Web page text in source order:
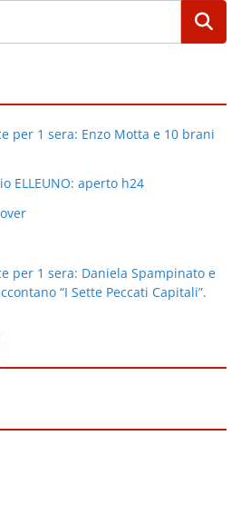
per 1 sera: Enzo Motta e 10 brani
ELLEUNO: aperto h24
per 1 sera: Daniela Spampinato e
“I Sette Peccati Capitali”.